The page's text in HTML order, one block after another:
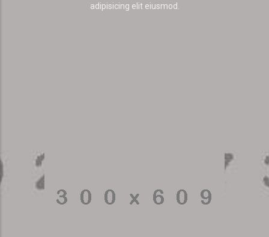
adipisicing elit eiusmod.